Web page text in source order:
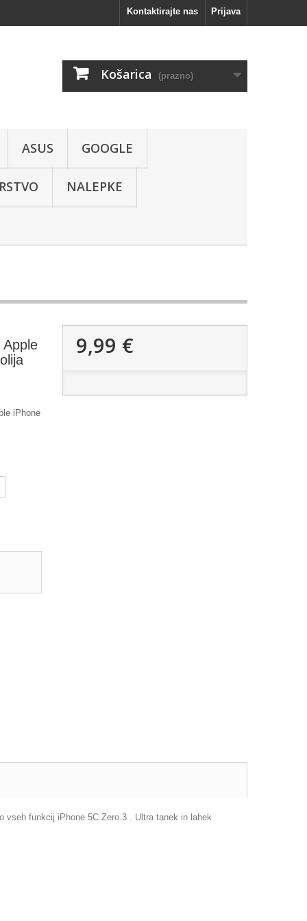
Prijava
Kontaktirajte nas
Košarica (prazno)
ASUS GOOGLE
NALEPKE
iPhone
9,99 €
funkcij iPhone 5C.Zero.3 . Ultra tanek in lahek